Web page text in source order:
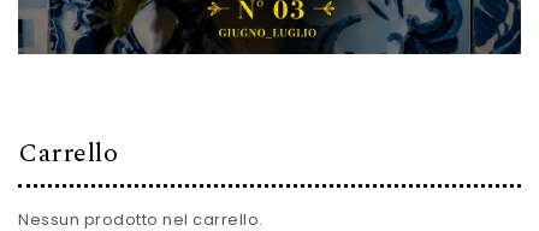
Carrello
Nessun prodotto nel carrello.